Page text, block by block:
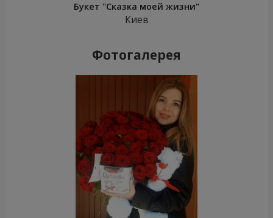
Букет "Сказка моей жизни"
Киев
Фотогалерея